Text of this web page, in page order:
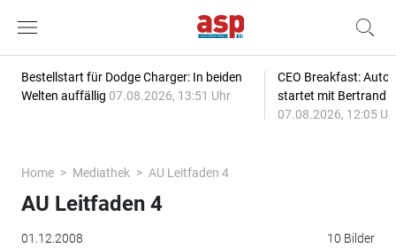
Bestellstart für Dodge Charger: In beiden
Welten auffällig 07.08.2026, 13:51 Uhr
CEO Breakfast:
startet mit Bertrand
07.08.2026, 12:05
Home Mediathek AU Leitfaden 4
01.12.2008 10 Bilder
AU Leitfaden 4